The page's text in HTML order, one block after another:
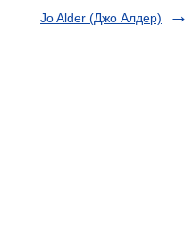
Jo Alder (Джо Алдер)